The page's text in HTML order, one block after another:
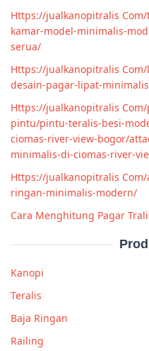
Https://jualkanopitralis
kamar-model-minimalis-
serua/
Https://jualkanopitralis
desain-pagar-lipat-
Https://jualkanopitralis
pintu/pintu-teralis-besi-
ciomas-river-view-bogor/
minimalis-di-ciomas-river-
Https://jualkanopitralis
ringan-minimalis-modern/
Cara Menghitung Pagar
Kanopi
Teralis
Baja Ringan
Railing